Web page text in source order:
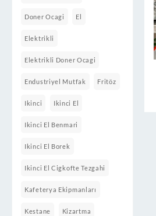
Doner Ocagi El
Elektrikli
Elektrikli Doner Ocagi
Endustriyel Mutfak Fritöz
Ikinci Ikinci El
Ikinci El Benmari
Ikinci El Borek
Ikinci El Cigkofte Tezgahi
Kafeterya Ekipmanları
Kestane Kizartma